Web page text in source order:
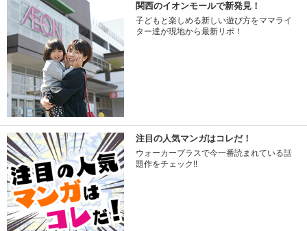
関西のイオンモールで新発見！
子どもと楽しめる新しい遊び方をママライ
ター達が現地から最新リポ！
注目の人気マンガはコレだ！
ウォーカープラスで今一番読まれている話
題作をチェック!!